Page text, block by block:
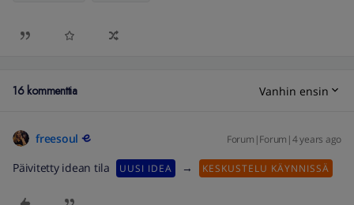
16 kommenttia Vanhin ensin
freesoul Forum|Forum|4 years ago
Päivitetty idean tila UUSI IDEA → KESKUSTELU KÄYNNISSÄ